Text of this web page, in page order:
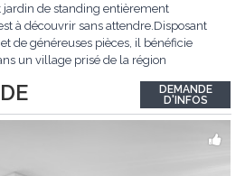
de standing entièrement
à découvrir sans attendre.Disposant
de généreuses pièces, il bénéficie
un village prisé de la région
long de la journée.Points forts:4
séjour...
DEMANDE
D'INFOS